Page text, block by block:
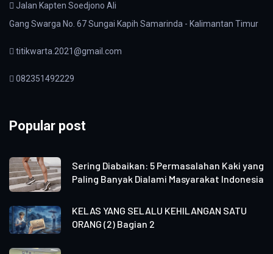
Jalan Kapten Soedjono Ali
Gang Swarga No. 67 Sungai Kapih Samarinda - Kalimantan Timur
titikwarta.2021@gmail.com
082351492229
Popular post
Sering Diabaikan: 5 Permasalahan Kaki yang
Paling Banyak Dialami Masyarakat Indonesia
KELAS YANG SELALU KEHILANGAN SATU
ORANG (2) Bagian 2